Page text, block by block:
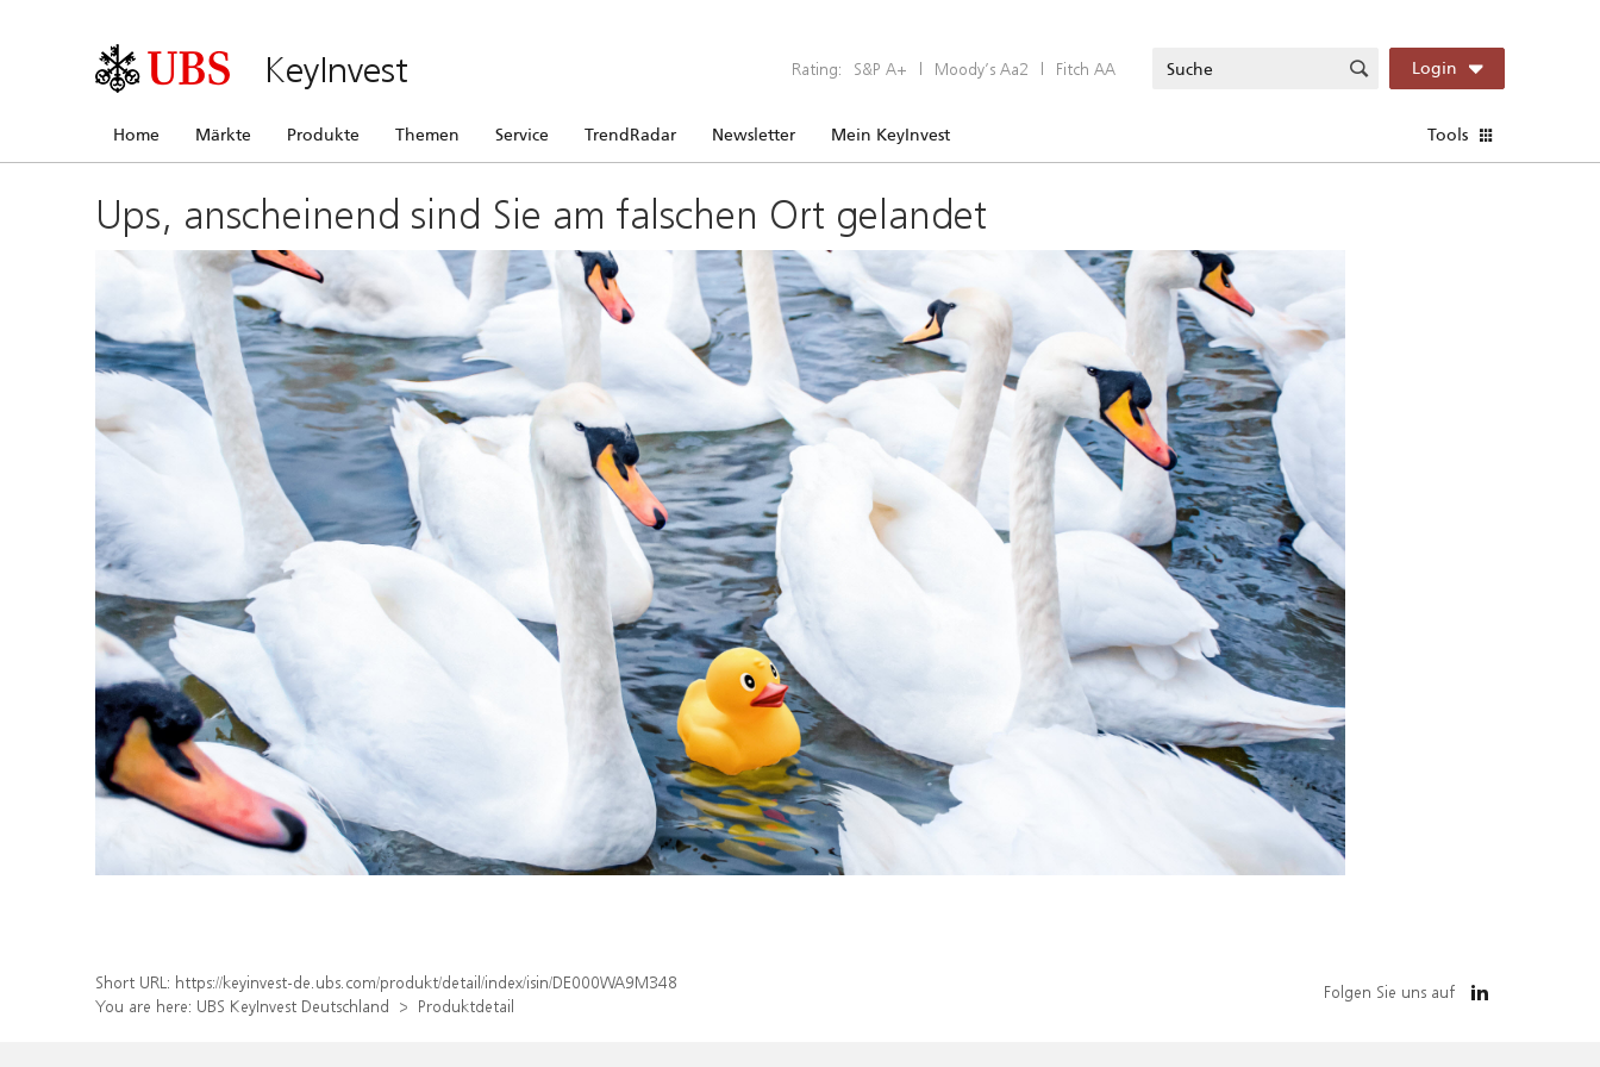
KeyInvest Rating: S&P A+ | Moody’s Aa2 | Fitch AA Login
Home Märkte Produkte Themen Service TrendRadar Newsletter Mein KeyInvest Tools
Ups, anscheinend sind Sie am falschen Ort gelandet
Short URL: https://keyinvest-de.ubs.com/produkt/detail/index/isin/DE000WA9M348
You are here: UBS KeyInvest Deutschland Produktdetail
Folgen Sie uns auf